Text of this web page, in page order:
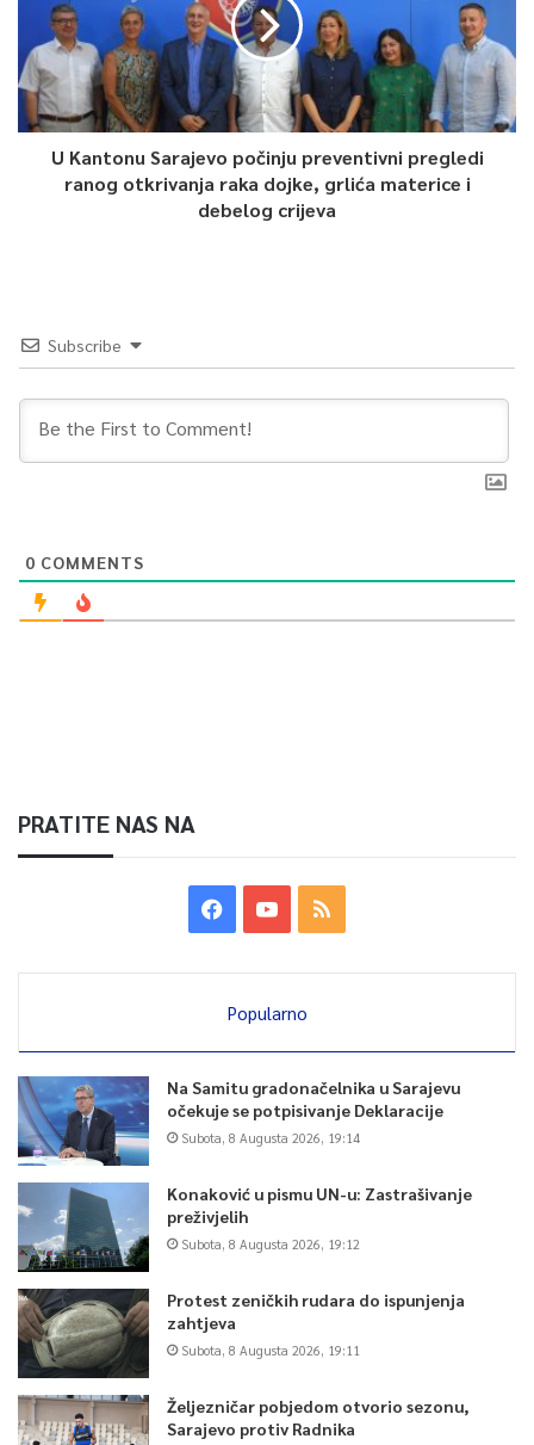
U Kantonu Sarajevo počinju preventivni pregledi
ranog otkrivanja raka dojke, grlića materice i
debelog crijeva
Subscribe
0 COMMENTS
PRATITE NAS NA
Popularno
Na Samitu gradonačelnika u Sarajevu
očekuje se potpisivanje Deklaracije
Subota, 8 Augusta 2026, 19:14
Konaković u pismu UN-u: Zastrašivanje
preživjelih
Subota, 8 Augusta 2026, 19:12
Protest zeničkih rudara do ispunjenja
zahtjeva
Subota, 8 Augusta 2026, 19:11
Željezničar pobjedom otvorio sezonu,
Sarajevo protiv Radnika